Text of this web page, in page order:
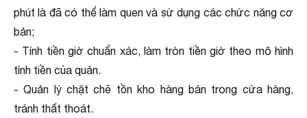
phút là đã có thể làm quen và sử dụng các chức năng cơ
bản;
- Tính tiền giờ chuẩn xác, làm tròn tiền giờ theo mô hình
tính tiền của quản.
- Quản lý chặt chẽ tồn kho hàng bán trong cửa hàng,
tránh thất thoát.